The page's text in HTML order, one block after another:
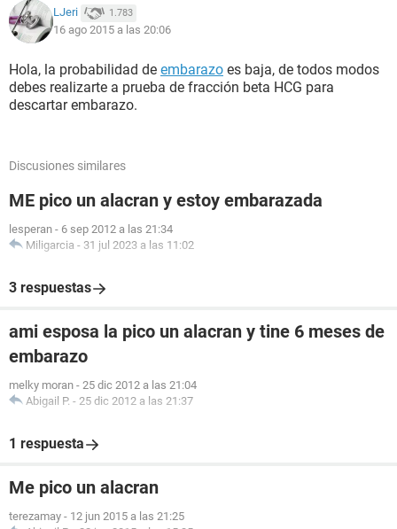
LJeri 1.783
16 ago 2015 a las 20:06
Hola, la probabilidad de embarazo es baja, de todos modos
debes realizarte a prueba de fracción beta HCG para
descartar embarazo.
Discusiones similares
ME pico un alacran y estoy embarazada
lesperan - 6 sep 2012 a las 21:34
Miligarcia - 31 jul 2023 a las 11:02
3 respuestas
ami esposa la pico un alacran y tine 6 meses de
embarazo
melky moran - 25 dic 2012 a las 21:04
Abigail P. - 25 dic 2012 a las 21:37
1 respuesta
Me pico un alacran
terezamay - 12 jun 2015 a las 21:25